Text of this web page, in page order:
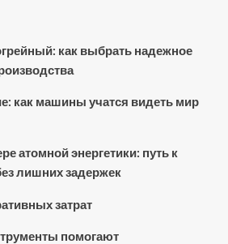
как выбрать надежное
как машины учатся видеть мир
атомной энергетики: путь к
лишних задержек
затрат
помогают